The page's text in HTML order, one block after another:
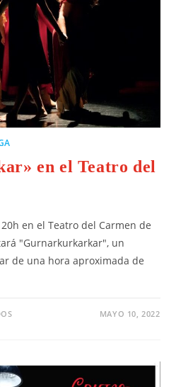
en el Teatro del
en el Teatro del Carmen de
"Gurnarkurkarkar", un
de una hora aproximada de
MAYO 10, 2022